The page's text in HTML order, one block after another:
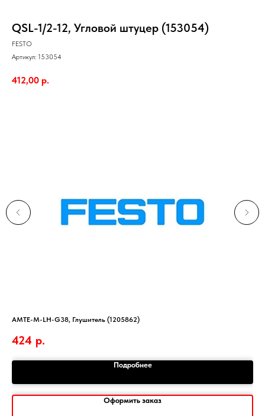
QSL-1/2-12, Угловой штуцер (153054)
FESTO
Артикул: 153054
412,00 р.
AMTE-M-LH-G38, Глушитель (1205862)
424 р.
Подробнее
Оформить заказ